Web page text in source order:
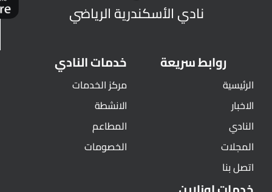
نادي الأسكندرية الرياضي
روابط سريعة
الرئيسية
الاخبار
النادي
المجلات
اتصل بنا
خدمات النادي
مركز الخدمات
الانشطة
المطاعم
الخصومات